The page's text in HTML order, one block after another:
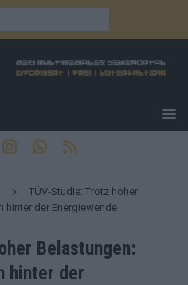
TÜV-Studie: Trotz hoher
hinter der Energiewende
Belastungen:
hinter der